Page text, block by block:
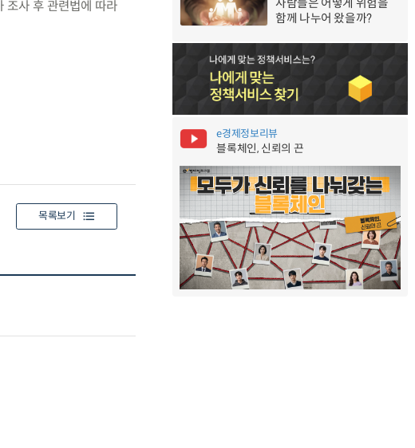
조사 후 관련법에 따라
목록보기
사람들은 어떻게 위험을
함께 나누어 왔을까?
e경제정보리뷰
블록체인, 신뢰의 끈